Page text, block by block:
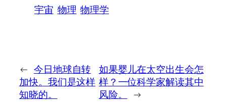
宇宙 物理 物理学
← 今日地球自转
加快。我们是这样
知晓的。
如果婴儿在太空出生会怎
样？一位科学家解读其中
风险。
→